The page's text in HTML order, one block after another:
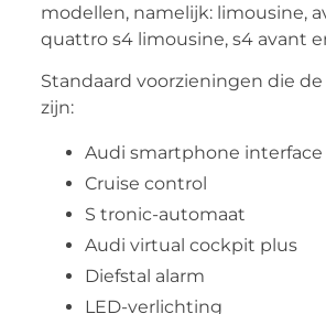
modellen, namelijk: limousine,
quattro s4 limousine, s4 avant
Standaard voorzieningen die
zijn:
Audi smartphone interface
Cruise control
S tronic-automaat
Audi virtual cockpit plus
Diefstal alarm
LED-verlichting